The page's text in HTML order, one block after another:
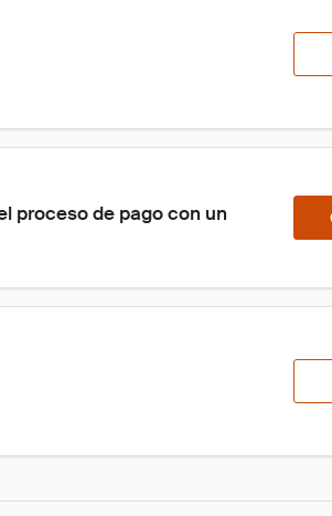
proceso de pago con un